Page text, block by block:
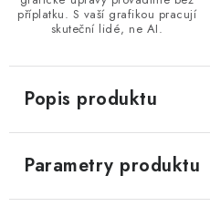
příplatku. S vaší grafikou pracují
skuteční lidé, ne AI.
Popis produktu
Parametry produktu